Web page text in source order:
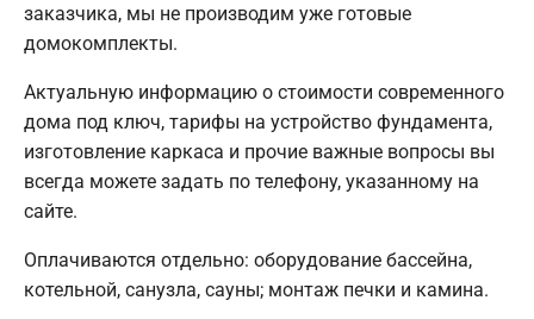
заказчика, мы не производим уже готовые
домокомплекты.
Актуальную информацию о стоимости современного
дома под ключ, тарифы на устройство фундамента,
изготовление каркаса и прочие важные вопросы вы
всегда можете задать по телефону, указанному на
сайте.
Оплачиваются отдельно: оборудование бассейна,
котельной, санузла, сауны; монтаж печки и камина.